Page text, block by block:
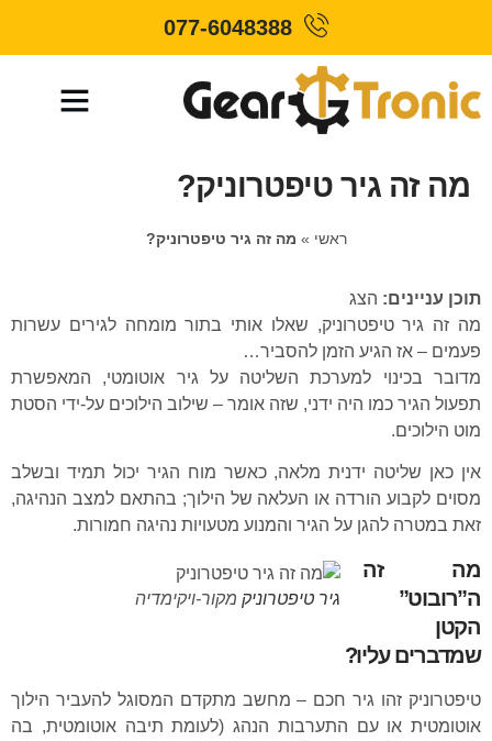
077-6048388
מה זה גיר טיפטרוניק?
ראשי » מה זה גיר טיפטרוניק?
תוכן עניינים: הצג
מה זה גיר טיפטרוניק, שאלו אותי בתור מומחה לגירים עשרות
פעמים – אז הגיע הזמן להסביר…
מדובר בכינוי למערכת השליטה על גיר אוטומטי, המאפשרת
תפעול הגיר כמו היה ידני, שזה אומר – שילוב הילוכים על-ידי הסטת
מוט הילוכים.
אין כאן שליטה ידנית מלאה, כאשר מוח הגיר יכול תמיד ובשלב
מסוים לקבוע הורדה או העלאה של הילוך; בהתאם למצב הנהיגה,
זאת במטרה להגן על הגיר והמנוע מטעויות נהיגה חמורות.
גיר טיפטרוניק מקור-ויקימדיה
מה זה
ה”רובוט”
הקטן
שמדברים עליו?
טיפטרוניק זהו גיר חכם – מחשב מתקדם המסוגל להעביר הילוך
אוטומטית או עם התערבות הנהג (לעומת תיבה אוטומטית, בה